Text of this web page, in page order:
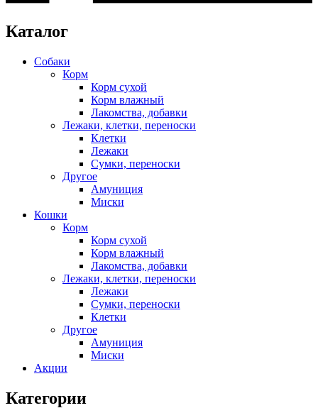
Каталог
Собаки
Корм
Корм сухой
Корм влажный
Лакомства, добавки
Лежаки, клетки, переноски
Клетки
Лежаки
Сумки, переноски
Другое
Амуниция
Миски
Кошки
Корм
Корм сухой
Корм влажный
Лакомства, добавки
Лежаки, клетки, переноски
Лежаки
Сумки, переноски
Клетки
Другое
Амуниция
Миски
Акции
Категории